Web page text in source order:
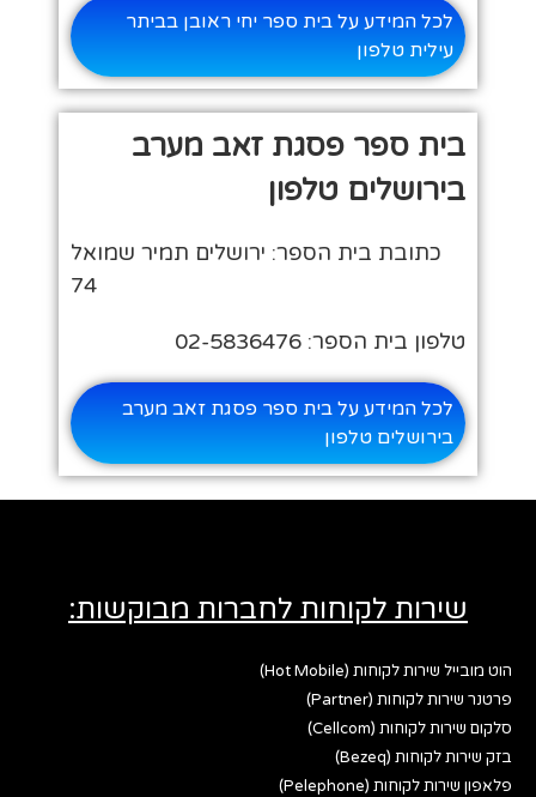
לכל המידע על בית ספר יחי ראובן בביתר
עילית טלפון
בית ספר פסגת זאב מערב
בירושלים טלפון
כתובת בית הספר: ירושלים תמיר שמואל
74
טלפון בית הספר: 02-5836476
לכל המידע על בית ספר פסגת זאב מערב
בירושלים טלפון
שירות לקוחות לחברות מבוקשות:
הוט מובייל שירות לקוחות (Hot Mobile)
פרטנר שירות לקוחות (Partner)
סלקום שירות לקוחות (Cellcom)
בזק שירות לקוחות (Bezeq)
פלאפון שירות לקוחות (Pelephone)